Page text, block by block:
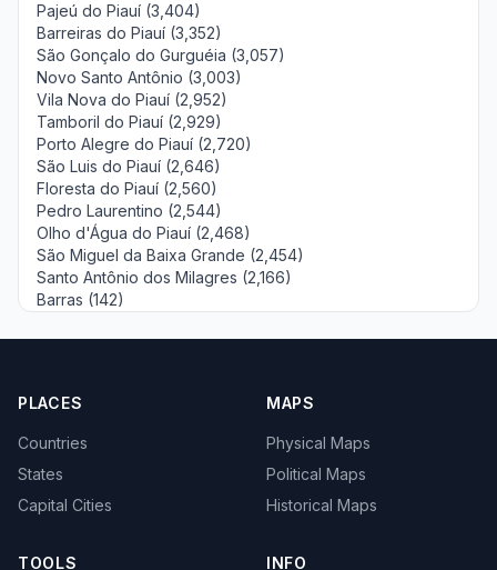
Pajeú do Piauí (3,404)
Barreiras do Piauí (3,352)
São Gonçalo do Gurguéia (3,057)
Novo Santo Antônio (3,003)
Vila Nova do Piauí (2,952)
Tamboril do Piauí (2,929)
Porto Alegre do Piauí (2,720)
São Luis do Piauí (2,646)
Floresta do Piauí (2,560)
Pedro Laurentino (2,544)
Olho d'Água do Piauí (2,468)
São Miguel da Baixa Grande (2,454)
Santo Antônio dos Milagres (2,166)
Barras (142)
PLACES
Countries
States
Capital Cities
MAPS
Physical Maps
Political Maps
Historical Maps
TOOLS INFO